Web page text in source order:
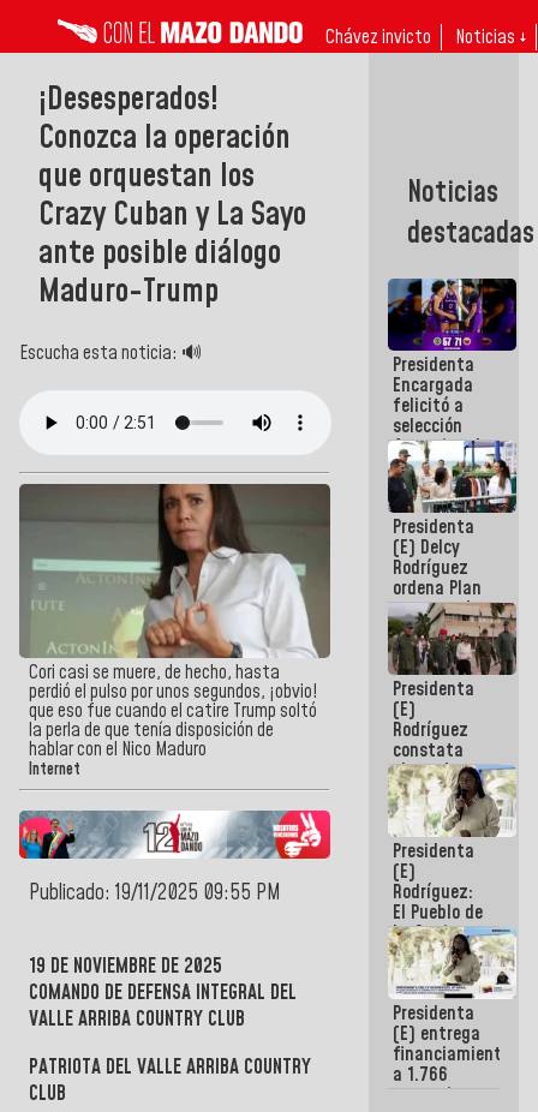
Chávez invicto Noticias ↓
¡Desesperados!
Conozca la operación
que orquestan los
Crazy Cuban y La Sayo
ante posible diálogo
Maduro-Trump
Escucha esta noticia: 🔊
Cori casi se muere, de hecho, hasta
perdió el pulso por unos segundos, ¡obvio!
que eso fue cuando el catire Trump soltó
la perla de que tenía disposición de
hablar con el Nico Maduro
Internet
Publicado: 19/11/2025 09:55 PM
19 DE NOVIEMBRE DE 2025
COMANDO DE DEFENSA INTEGRAL DEL
VALLE ARRIBA COUNTRY CLUB
PATRIOTA DEL VALLE ARRIBA COUNTRY
CLUB
Noticias
destacadas
Presidenta
Encargada
felicitó a
selección
femenina de
baloncesto
por su
clasificación
a la
AmeriCup
2027
Presidenta
(E) Delcy
Rodríguez
ordena Plan
maestro de
desarrollo
logístico y
turístico
para La
Guaira
Presidenta
(E)
Rodríguez
constata
obras de
rehabilitación
de Escuela
Militar de
Mamo en La
Guaira
Presidenta
(E)
Rodríguez:
El Pueblo de
La Guaira
siempre
estará
acompañada
por el
Gobierno
Nacional
Presidenta
(E) entrega
financiamientos
a 1.766
comerciantes